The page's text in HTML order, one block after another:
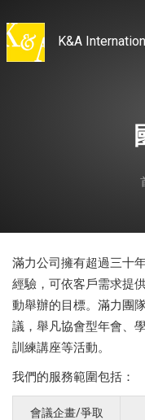
K&A
滿力公司擁有超過三十
經驗，可依客戶需求提
動舉辦的目標。滿力團
議，舉凡協會型年會、
訓練講座等活動。
我們的服務範圍包括：
會議企畫/爭取